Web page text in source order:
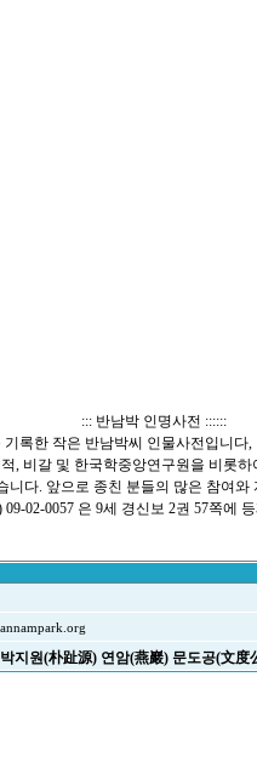
::: 반남박 인명사전 ::::::
록한 작은 반남박씨 인물사전입니다
, 비갈 및 한국학중앙연구원을 비롯
니다. 앞으로 종친 분들의 많은 참여와
02-0057 은 9세 경신보 2권 57쪽에
박지원(朴趾源) 연암(燕巖) 문도공(文度